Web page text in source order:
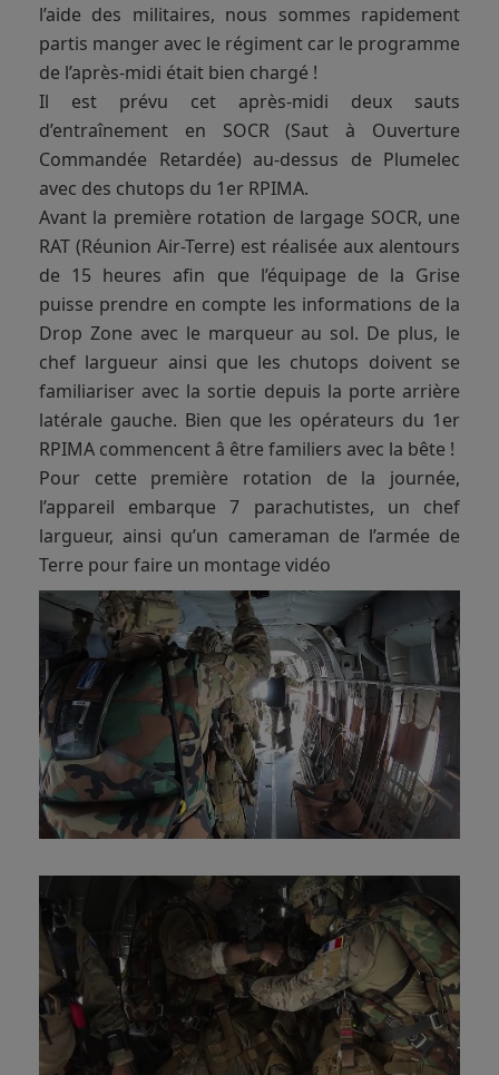
l’aide des militaires, nous sommes rapidement
partis manger avec le régiment car le programme
de l’après-midi était bien chargé !
Il est prévu cet après-midi deux sauts
d’entraînement en SOCR (Saut à Ouverture
Commandée Retardée) au-dessus de Plumelec
avec des chutops du 1er RPIMA.
Avant la première rotation de largage SOCR, une
RAT (Réunion Air-Terre) est réalisée aux alentours
de 15 heures afin que l’équipage de la Grise
puisse prendre en compte les informations de la
Drop Zone avec le marqueur au sol. De plus, le
chef largueur ainsi que les chutops doivent se
familiariser avec la sortie depuis la porte arrière
latérale gauche. Bien que les opérateurs du 1er
RPIMA commencent â être familiers avec la bête !
Pour cette première rotation de la journée,
l’appareil embarque 7 parachutistes, un chef
largueur, ainsi qu’un cameraman de l’armée de
Terre pour faire un montage vidéo